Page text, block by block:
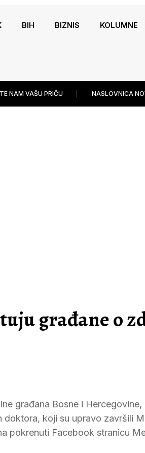
BIH BIZNIS KOLUMNE
NAM VAŠU PRIČU NASLOVNICA
građane o
građana Bosne i Hercegovine,
doktora, koji su upravo završili
pokrenuti Facebook stranicu